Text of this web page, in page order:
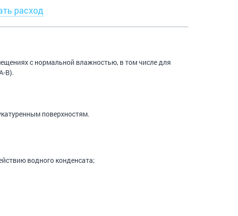
расход
с нормальной влажностью, в том числе для
В).
поверхностям.
водного конденсата;